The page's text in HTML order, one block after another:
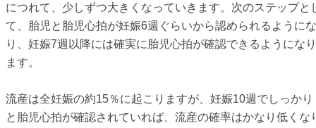
につれて、少しずつ大きくなっていきます。次のステップと
て、胎児と胎児心拍が妊娠6週ぐらいから認められるようにな
り、妊娠7週以降には確実に胎児心拍が確認できるようになり
ます。
流産は全妊娠の約15％に起こりますが、妊娠10週でしっかり
と胎児心拍が確認されていれば、流産の確率はかなり低くな